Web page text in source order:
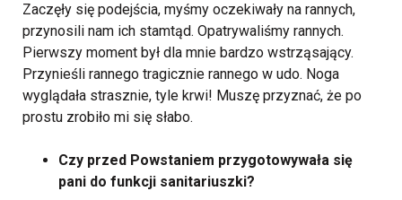
Zaczęły się podejścia, myśmy oczekiwały na rannych,
przynosili nam ich stamtąd. Opatrywaliśmy rannych.
Pierwszy moment był dla mnie bardzo wstrząsający.
Przynieśli rannego tragicznie rannego w udo. Noga
wyglądała strasznie, tyle krwi! Muszę przyznać, że po
prostu zrobiło mi się słabo.
Czy przed Powstaniem przygotowywała się
pani do funkcji sanitariuszki?